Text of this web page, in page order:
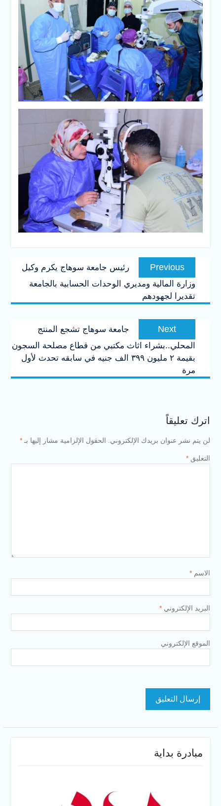
تصفّح
المقالاتPrevious
post:
رئيس جامعة سوهاج يكرم وكيل
وزارة المالية ومديري الوحدات الحسابية بالجامعة
تقديرا لجهودهم
Next
Next
post:
جامعة سوهاج تشجع المنتج
المحلي..بشراء اثاث مكتبي من قطاع مصلحة السجون
بقيمة ٢ مليون ٣٩٩ الف جنيه في سابقه تحدث لأول
مرة
اترك تعليقاً
لن يتم نشر عنوان بريدك الإلكتروني. الحقول الإلزامية مشار إليها بـ *
التعليق *
الاسم *
البريد الإلكتروني *
الموقع الإلكتروني
مبادرة بداية